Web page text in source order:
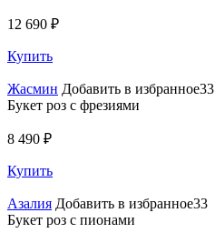
12 690 ₽
Купить
Жасмин Добавить в избранное33
Букет роз с фрезиями
8 490 ₽
Купить
Азалия Добавить в избранное33
Букет роз с пионами